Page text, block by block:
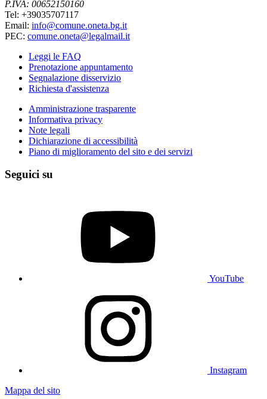
P.IVA: 00652150160
Tel: +39035707117
Email: info@comune.oneta.bg.it
PEC: comune.oneta@legalmail.it
Leggi le FAQ
Prenotazione appuntamento
Segnalazione disservizio
Richiesta d'assistenza
Amministrazione trasparente
Informativa privacy
Note legali
Dichiarazione di accessibilità
Piano di miglioramento del sito e dei servizi
Seguici su
YouTube
Instagram
Mappa del sito